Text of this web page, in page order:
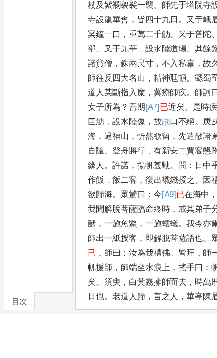
目次
杖及紫襴袈裟一襲。 師先于塔院寺
寺設龍華會 ， 皆四十九日 。
又于峨
冥鐘一口 ，重萬三千觔。 又于普陀
部。 又于九華 ，設水陸道場。其餘
諸貧僧 ，銖兩尺寸 ，不入私槖 ，故
師往反四大名山 ，精神尫頓。繇蜀
道人某斷指入糜 ，冀療師疾。 師訶
女子所為 ？吾期 [A7] 已近矣。 是時
巨舫 ，設水陸像 ， 放𦦨 口不絕。
庚
海 ，過福山 ，忻然欲留 ， 先遣散諸
自隨。登舟將行 ，有新安二賈客懇
緣人 。許諾 ，揚帆甚駛。 問 ： 日中
作飯 ，飯二客 ，復出襯錢授之。
因
欲歸海。 眾驚曰 ：今[A9] 已在海中
我聞解脫菩薩臨命終時 ，戒其弟子
獸 ，一施魚鱉 ，一施螻蟻。我今亦
師出一紙授客 ， 即解脫菩薩語也。
已 ， 師曰 ：汝為我禮佛。 皆拜 ， 師
帆援師 ， 師端坐水浪上 ，搖手曰 ：
矣。須 臾 ， 白黃霧擁師而去 ， 時萬
日也。老道人歸 ，言之人 ，華亭陳